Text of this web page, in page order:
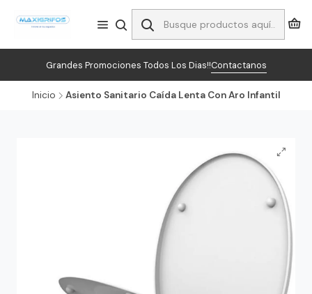
Grandes Promociones Todos Los Dias!!Contactanos
Inicio Asiento Sanitario Caída Lenta Con Aro Infantil